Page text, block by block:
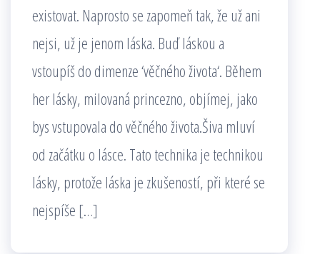
existovat. Naprosto se zapomeň tak, že už ani
nejsi, už je jenom láska. Buď láskou a
vstoupíš do dimenze ‘věčného života‘. Během
her lásky, milovaná princezno, objímej, jako
bys vstupovala do věčného života.Šiva mluví
od začátku o lásce. Tato technika je technikou
lásky, protože láska je zkušeností, při které se
nejspíše […]